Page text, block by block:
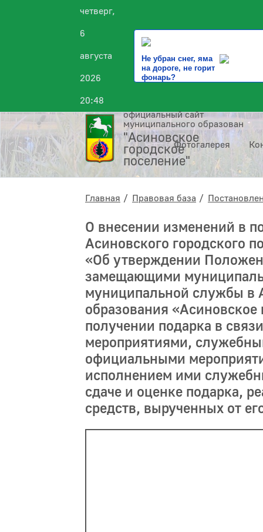
четверг,
6
августа
2026
20:48
Не убран снег, яма
на дороге, не горит
фонарь?
официальный сайт
муниципального образования
"Асиновское
городское
поселение"
Фотогалерея
Главная Правовая база
О внесении изменений в
Асиновского городского
«Об утверждении
замещающими
муниципальной службы в
образования «Асиновское
получении подарка в
мероприятиями,
официальными
исполнением ими
сдаче и оценке подарка,
средств, вырученных от